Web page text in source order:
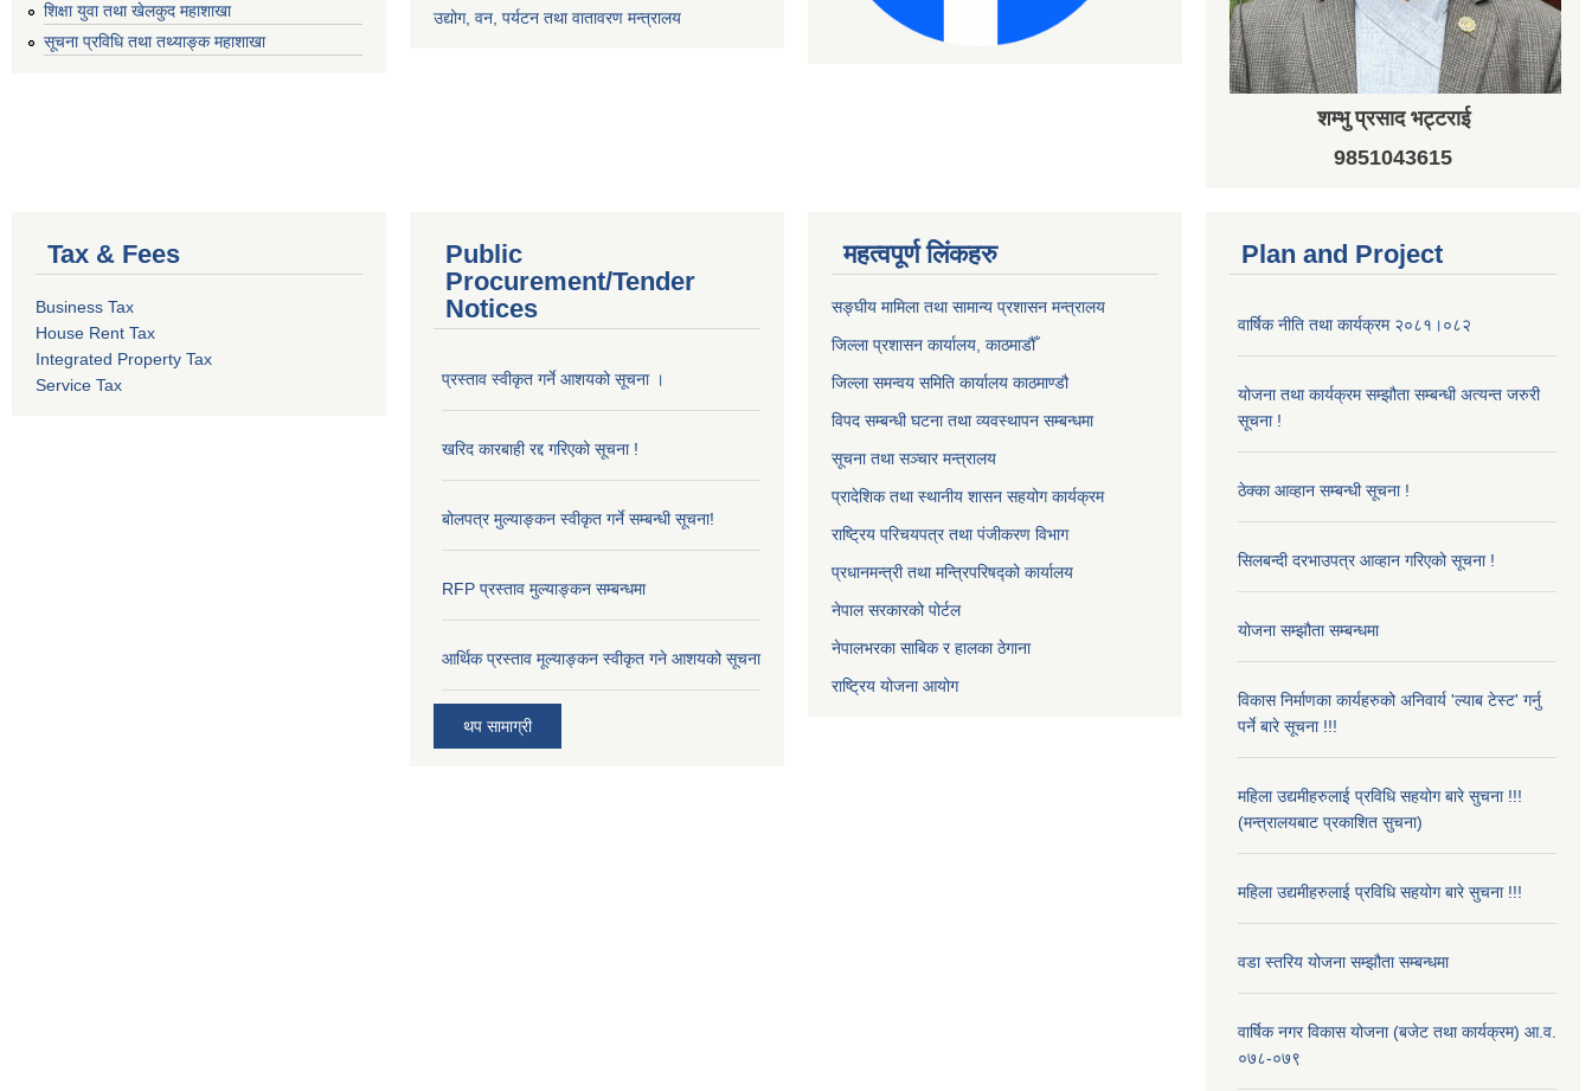
शिक्षा युवा तथा खेलकुद महाशाखा
सूचना प्रविधि तथा तथ्याङ्क महाशाखा
उद्योग, वन, पर्यटन तथा वातावरण मन्त्रालय
शम्भु प्रसाद भट्टराई
9851043615
Tax & Fees
Business Tax
House Rent Tax
Integrated Property Tax
Service Tax
Public
Procurement/Tender
Notices
प्रस्ताव स्वीकृत गर्ने आशयको सूचना ।
खरिद कारबाही रद्द गरिएको सूचना !
बोलपत्र मुल्याङ्कन स्वीकृत गर्ने सम्बन्धी सूचना!
RFP प्रस्ताव मुल्याङ्कन सम्बन्धमा
आर्थिक प्रस्ताव मूल्याङ्कन स्वीकृत गने आशयको सूचना
थप सामाग्री
महत्वपूर्ण लिंकहरु
सङ्‍घीय मामिला तथा सामान्य प्रशासन मन्त्रालय
जिल्ला प्रशासन कार्यालय, काठमाडौँ
जिल्ला समन्वय समिति कार्यालय काठमाण्ड‌ौ
विपद सम्बन्धी घटना तथा व्यवस्थापन सम्बन्धमा
सूचना तथा सञ्चार मन्त्रालय
प्रादेशिक तथा स्थानीय शासन सहयोग कार्यक्रम
राष्ट्रिय परिचयपत्र तथा पंजीकरण विभाग
प्रधानमन्त्री तथा मन्त्रिपरिषद्को कार्यालय
नेपाल सरकारको पोर्टल
नेपालभरका साबिक र हालका ठेगाना
राष्ट्रिय योजना आयोग
Plan and Project
वार्षिक नीति तथा कार्यक्रम २०८१।०८२
योजना तथा कार्यक्रम सम्झौता सम्बन्धी अत्यन्त जरुरी
सूचना !
ठेक्का आव्हान सम्बन्धी सूचना !
सिलबन्दी दरभाउपत्र आव्हान गरिएको सूचना !
योजना सम्झौता सम्बन्धमा
विकास निर्माणका कार्यहरुको अनिवार्य 'ल्याब टेस्ट' गर्नु
पर्ने बारे सूचना !!!
महिला उद्यमीहरुलाई प्रविधि सहयोग बारे सुचना !!!
(मन्त्रालयबाट प्रकाशित सुचना)
महिला उद्यमीहरुलाई प्रविधि सहयोग बारे सुचना !!!
वडा स्तरिय योजना सम्झौता सम्बन्धमा
वार्षिक नगर विकास योजना (बजेट तथा कार्यक्रम) आ.व.
०७८-०७९